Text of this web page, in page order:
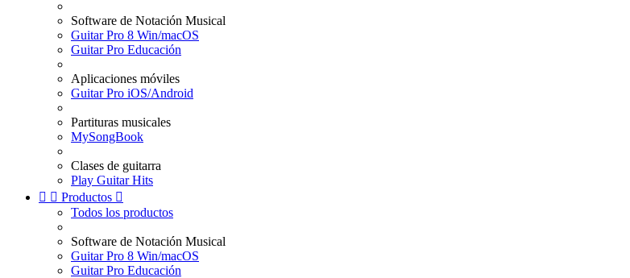
Software de Notación Musical
Guitar Pro 8 Win/macOS
Guitar Pro Educación
Aplicaciones móviles
Guitar Pro iOS/Android
Partituras musicales
MySongBook
Clases de guitarra
Play Guitar Hits
  Productos 
Todos los productos
Software de Notación Musical
Guitar Pro 8 Win/macOS
Guitar Pro Educación